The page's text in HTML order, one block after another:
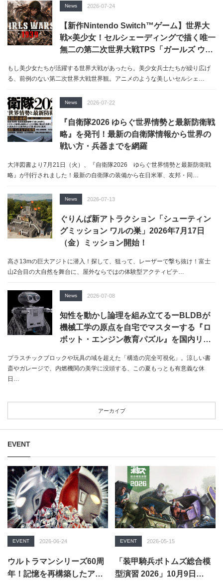
News 2026-07-24
【新作Nintendo Switch™ゲーム】世界大
戦×美少女！セルシェーディングで描く唯一
無二の第二次世界大戦TPS「ガールズ ウォ
もし美少女たちが活躍する世界大戦があったら。美少女兵士たちが繰り広げ
る、前例のない第二次世界大戦世界観。アニメのような美しいセルシェ…
News 2026-07-22
『自衛隊2026 ゆらぐ世界情勢と最新防衛戦
略』を発刊！最新の自衛隊情報から世界の
戦い方・兵器までを網羅
大洋図書より7月21日（火）、『自衛隊2026 ゆらぐ世界情勢と最新防衛戦
略』が刊行されました！最新の自衛隊の装備から在日米軍、友邦・同…
News 2026-07-13
ぐりんぱ新アトラクション「シューティン
グミッション ワルの巣」2026年7月17日
（金）ミッション開始！
高さ13mの巨大アジトに潜入！探して、狙って、レーザーで撃ち抜け！富士
山2合目の大自然を舞台に、屋外ならではの体験型アクティビテ…
News 2026-07-08
知性を動かし論理を組み立てるーBLDBが
機械工学の原点を自宅でマスターする『ロ
ボット・エンジン教育パズル』を国内リリ
プラスチックブロックや玩具の域を超えた「構造の完全可視化」。涼しい書
斎やガレージで、内燃機関の美学に没頭する、この夏もっとも有意義な休
日…
アーカイブ
EVENT
EVENT 2026-06-24
ウルトラマンシリーズ60周
年！記憶を再構築したアー
EVENT 2026-05-15
「装甲騎兵ボトムズ総合模
型演習 2026」10月9日